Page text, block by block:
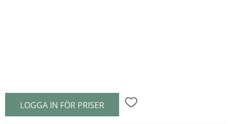
LOGGA IN FÖR PRISER Lägg till i favoriter